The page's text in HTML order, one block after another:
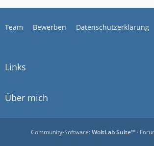
Team Bewerben Datenschutzerklärung
Links
Über mich
Community-Software:WoltLab Suite™·